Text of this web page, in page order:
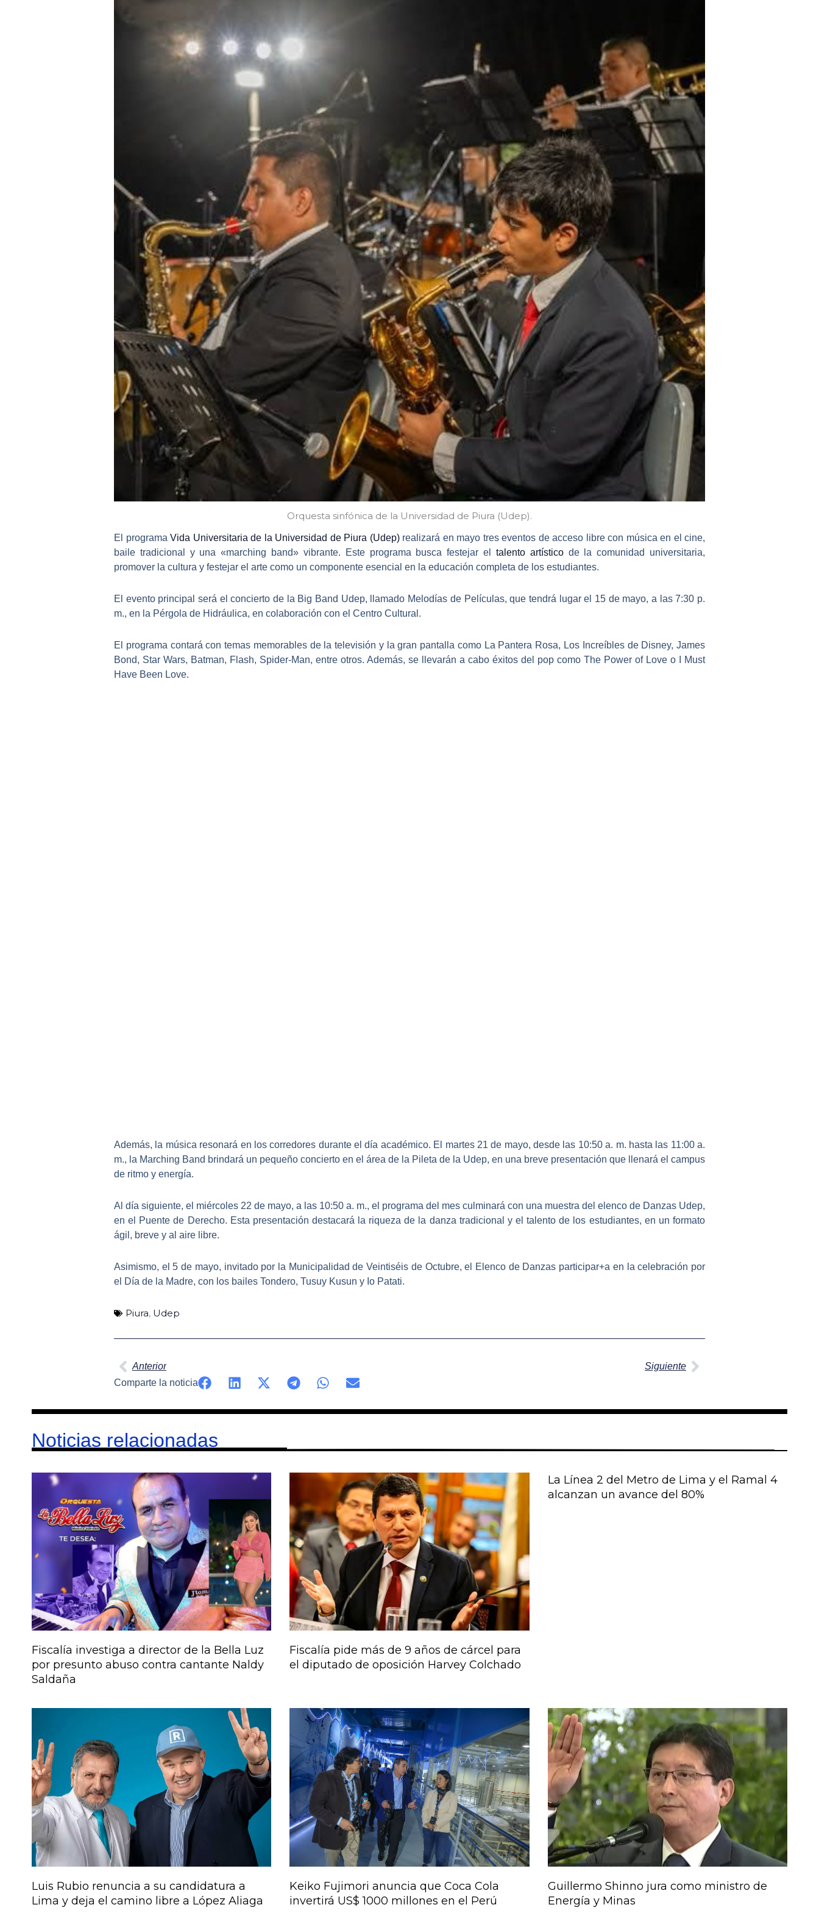
Orquesta sinfónica de la Universidad de Piura (Udep).
El programa Vida Universitaria de la Universidad de Piura (Udep)realizará en mayo tres eventos de acceso libre con música en el cine,
baile tradicional y una «marching band» vibrante. Este programa busca festejar el talento artísticode la comunidad universitaria,
promover la cultura y festejar el arte como un componente esencial en la educación completa de los estudiantes.
El evento principal será el concierto de la Big Band Udep, llamado Melodías de Películas, que tendrá lugar el 15 de mayo, a las 7:30 p.
m., en la Pérgola de Hidráulica, en colaboración con el Centro Cultural.
El programa contará contemas memorables de la televisión y la gran pantalla como La Pantera Rosa, Los Increíbles de Disney, James
Bond, Star Wars, Batman, Flash, Spider-Man, entre otros. Además, se llevarán a cabo éxitos del pop como The Power of Love o I Must
Have Been Love.
Además, la música resonará en los corredores durante el día académico. El martes 21 de mayo, desde las 10:50 a. m. hasta las 11:00 a.
m., la Marching Band brindará un pequeño concierto en el área de la Pileta de la Udep, en una breve presentación que llenará el campus
de ritmo y energía.
Al día siguiente, el miércoles 22 de mayo, a las 10:50 a. m., el programa del mes culminará con una muestra del elenco de Danzas Udep,
en el Puente de Derecho. Esta presentación destacará la riqueza de la danza tradicional y el talento de los estudiantes, en un formato
ágil, breve y al aire libre.
Asimismo, el 5 de mayo, invitado por la Municipalidad de Veintiséis de Octubre, el Elenco de Danzas participar+a en la celebración por
el Día de la Madre, con los bailes Tondero, Tusuy Kusun y Io Patati.
Piura, Udep
Anterior Siguiente
Comparte la noticia
Noticias relacionadas
Fiscalía investiga a director de la Bella Luz
por presunto abuso contra cantante Naldy
Saldaña
Fiscalía pide más de 9 años de cárcel para
el diputado de oposición Harvey Colchado
La Línea 2 del Metro de Lima y el Ramal 4
alcanzan un avance del 80%
Luis Rubio renuncia a su candidatura a
Lima y deja el camino libre a López Aliaga
Keiko Fujimori anuncia que Coca Cola
invertirá US$ 1000 millones en el Perú
Guillermo Shinno jura como ministro de
Energía y Minas
Página
Página
Página
PáginaPágina